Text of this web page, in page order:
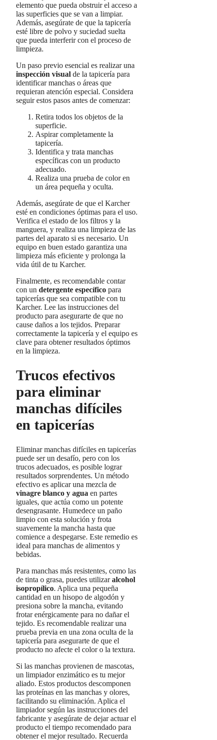
elemento que pueda obstruir el acceso a
las superficies que se van a limpiar.
Además, asegúrate de que la tapicería
esté libre de polvo y suciedad suelta
que pueda interferir con el proceso de
limpieza.
Un paso previo esencial es realizar una
inspección visual de la tapicería para
identificar manchas o áreas que
requieran atención especial. Considera
seguir estos pasos antes de comenzar:
Retira todos los objetos de la
superficie.
Aspirar completamente la
tapicería.
Identifica y trata manchas
específicas con un producto
adecuado.
Realiza una prueba de color en
un área pequeña y oculta.
Además, asegúrate de que el Karcher
esté en condiciones óptimas para el uso.
Verifica el estado de los filtros y la
manguera, y realiza una limpieza de las
partes del aparato si es necesario. Un
equipo en buen estado garantiza una
limpieza más eficiente y prolonga la
vida útil de tu Karcher.
Finalmente, es recomendable contar
con un detergente específico para
tapicerías que sea compatible con tu
Karcher. Lee las instrucciones del
producto para asegurarte de que no
cause daños a los tejidos. Preparar
correctamente la tapicería y el equipo es
clave para obtener resultados óptimos
en la limpieza.
Trucos efectivos
para eliminar
manchas difíciles
en tapicerías
Eliminar manchas difíciles en tapicerías
puede ser un desafío, pero con los
trucos adecuados, es posible lograr
resultados sorprendentes. Un método
efectivo es aplicar una mezcla de
vinagre blanco y agua en partes
iguales, que actúa como un potente
desengrasante. Humedece un paño
limpio con esta solución y frota
suavemente la mancha hasta que
comience a despegarse. Este remedio es
ideal para manchas de alimentos y
bebidas.
Para manchas más resistentes, como las
de tinta o grasa, puedes utilizaralcohol
isopropílico. Aplica una pequeña
cantidad en un hisopo de algodón y
presiona sobre la mancha, evitando
frotar enérgicamente para no dañar el
tejido. Es recomendable realizar una
prueba previa en una zona oculta de la
tapicería para asegurarte de que el
producto no afecte el color o la textura.
Si las manchas provienen de mascotas,
un limpiador enzimático es tu mejor
aliado. Estos productos descomponen
las proteínas en las manchas y olores,
facilitando su eliminación. Aplica el
limpiador según las instrucciones del
fabricante y asegúrate de dejar actuar el
producto el tiempo recomendado para
obtener el mejor resultado. Recuerda